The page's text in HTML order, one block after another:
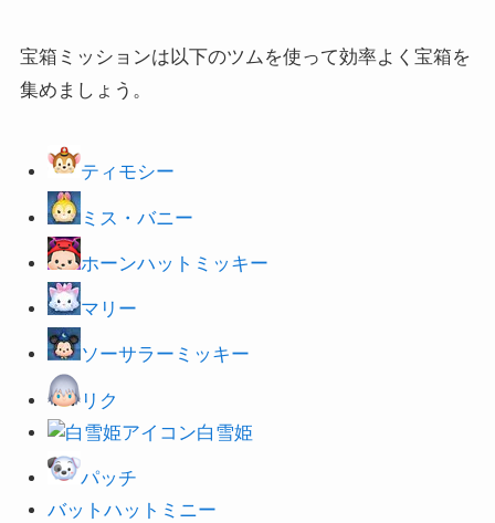
宝箱ミッションは以下のツムを使って効率よく宝箱を
集めましょう。
ティモシー
ミス・バニー
ホーンハットミッキー
マリー
ソーサラーミッキー
リク
白雪姫
パッチ
バットハットミニー